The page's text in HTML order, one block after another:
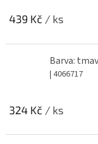
439 Kč / ks
Barva:
| 4066717
324 Kč / ks